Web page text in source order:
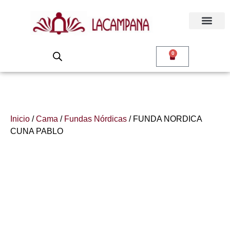
0
Inicio /Cama / Fundas Nórdicas / FUNDA NORDICA
CUNA PABLO